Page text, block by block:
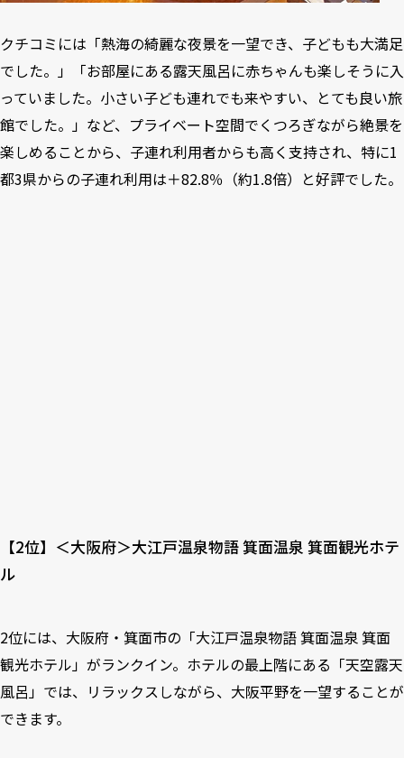
クチコミには「熱海の綺麗な夜景を一望でき、子どもも大満足
でした。」「お部屋にある露天風呂に赤ちゃんも楽しそうに入
っていました。小さい子ども連れでも来やすい、とても良い旅
館でした。」など、プライベート空間でくつろぎながら絶景を
楽しめることから、子連れ利用者からも高く支持され、特に1
都3県からの子連れ利用は＋82.8％（約1.8倍）と好評でした。
【2位】＜大阪府＞大江戸温泉物語 箕面温泉 箕面観光ホテ
ル
2位には、大阪府・箕面市の「大江戸温泉物語 箕面温泉 箕面
観光ホテル」がランクイン。ホテルの最上階にある「天空露天
風呂」では、リラックスしながら、大阪平野を一望することが
できます。